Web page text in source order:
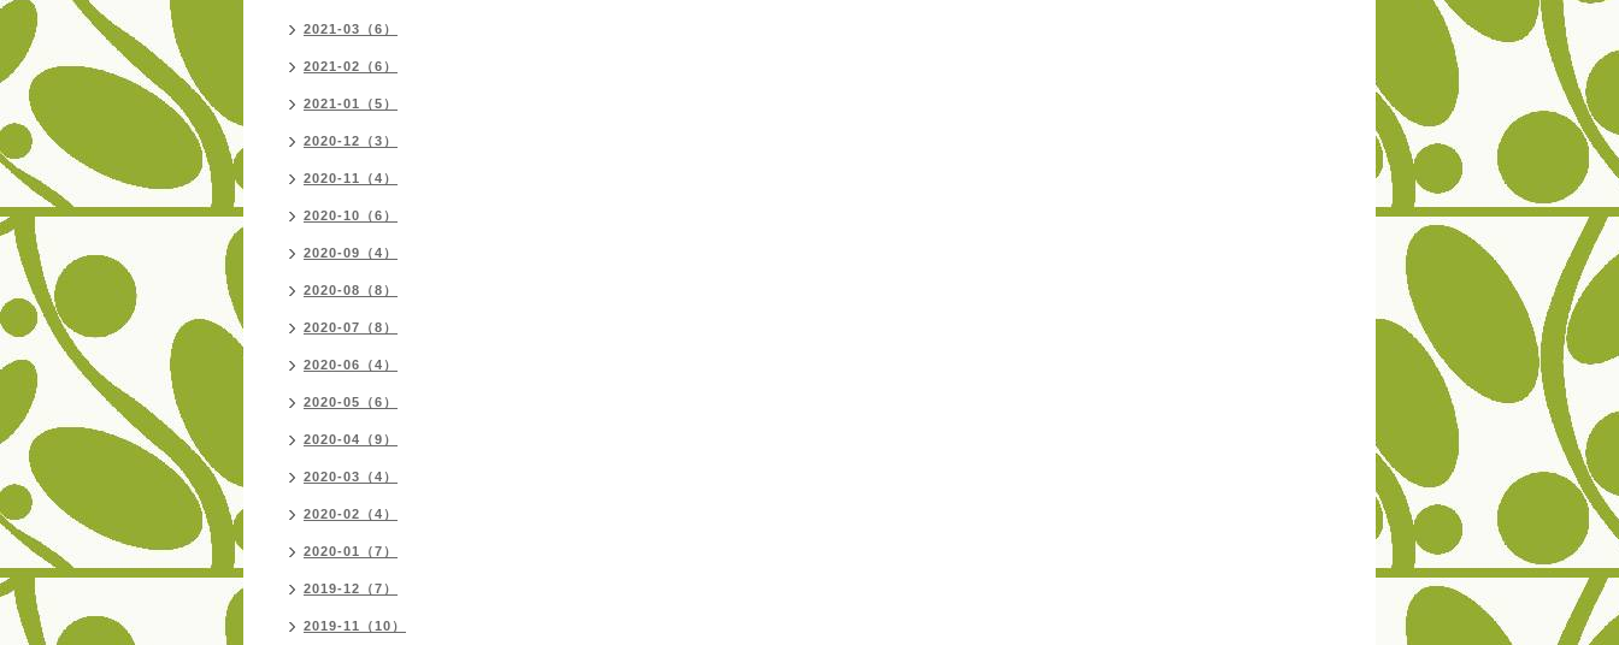
2021-03（6）
2021-02（6）
2021-01（5）
2020-12（3）
2020-11（4）
2020-10（6）
2020-09（4）
2020-08（8）
2020-07（8）
2020-06（4）
2020-05（6）
2020-04（9）
2020-03（4）
2020-02（4）
2020-01（7）
2019-12（7）
2019-11（10）